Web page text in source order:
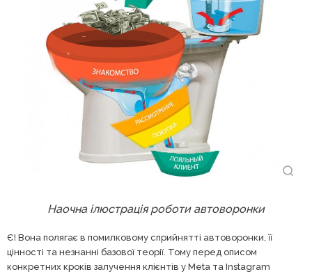
Наочна ілюстрація роботи автоворонки
Є! Вона полягає в помилковому сприйнятті автоворонки, її
цінності та незнанні базової теорії. Тому перед описом
конкретних кроків залучення клієнтів у Meta та Instagram